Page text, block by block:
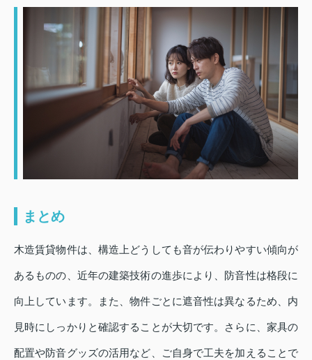
まとめ
木造賃貸物件は、構造上どうしても音が伝わりやすい傾向が
あるものの、近年の建築技術の進歩により、防音性は格段に
向上しています。また、物件ごとに遮音性は異なるため、内
見時にしっかりと確認することが大切です。さらに、家具の
配置や防音グッズの活用など、ご自身で工夫を加えることで